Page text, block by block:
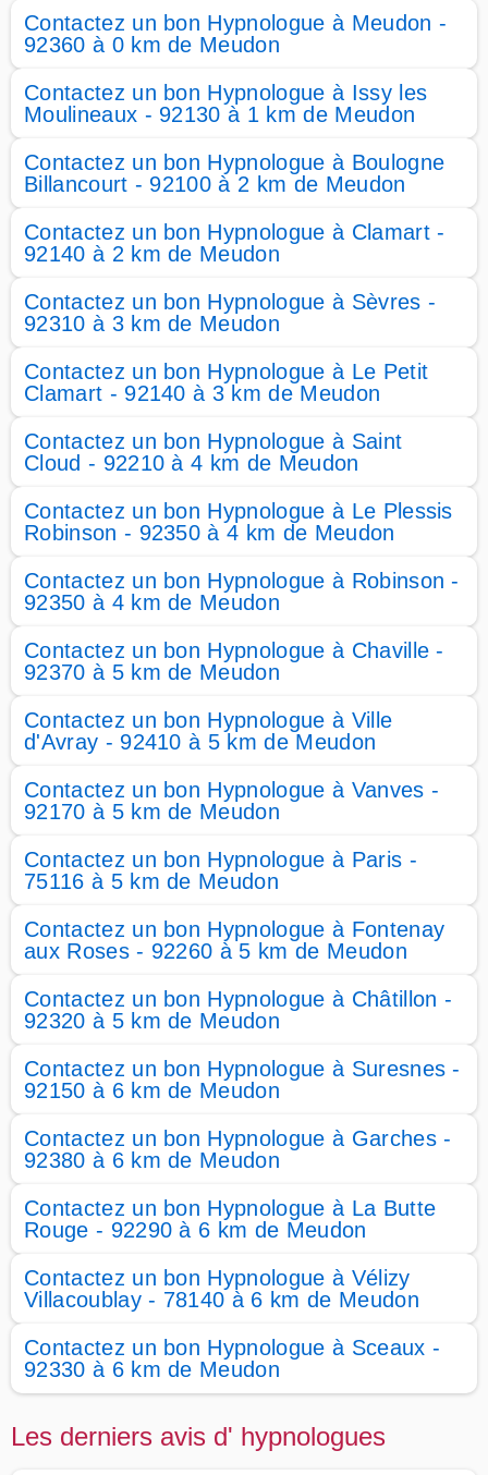
Contactez un bon Hypnologue à Meudon -
92360 à 0 km de Meudon
Contactez un bon Hypnologue à Issy les
Moulineaux - 92130 à 1 km de Meudon
Contactez un bon Hypnologue à Boulogne
Billancourt - 92100 à 2 km de Meudon
Contactez un bon Hypnologue à Clamart -
92140 à 2 km de Meudon
Contactez un bon Hypnologue à Sèvres -
92310 à 3 km de Meudon
Contactez un bon Hypnologue à Le Petit
Clamart - 92140 à 3 km de Meudon
Contactez un bon Hypnologue à Saint
Cloud - 92210 à 4 km de Meudon
Contactez un bon Hypnologue à Le Plessis
Robinson - 92350 à 4 km de Meudon
Contactez un bon Hypnologue à Robinson -
92350 à 4 km de Meudon
Contactez un bon Hypnologue à Chaville -
92370 à 5 km de Meudon
Contactez un bon Hypnologue à Ville
d'Avray - 92410 à 5 km de Meudon
Contactez un bon Hypnologue à Vanves -
92170 à 5 km de Meudon
Contactez un bon Hypnologue à Paris -
75116 à 5 km de Meudon
Contactez un bon Hypnologue à Fontenay
aux Roses - 92260 à 5 km de Meudon
Contactez un bon Hypnologue à Châtillon -
92320 à 5 km de Meudon
Contactez un bon Hypnologue à Suresnes -
92150 à 6 km de Meudon
Contactez un bon Hypnologue à Garches -
92380 à 6 km de Meudon
Contactez un bon Hypnologue à La Butte
Rouge - 92290 à 6 km de Meudon
Contactez un bon Hypnologue à Vélizy
Villacoublay - 78140 à 6 km de Meudon
Contactez un bon Hypnologue à Sceaux -
92330 à 6 km de Meudon
Les derniers avis d' hypnologues